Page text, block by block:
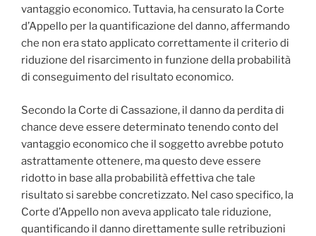
vantaggio economico. Tuttavia, ha censurato la Corte
d’Appello per la quantificazione del danno, affermando
che non era stato applicato correttamente il criterio di
riduzione del risarcimento in funzione della probabilità
di conseguimento del risultato economico.
Secondo la Corte di Cassazione, il danno da perdita di
chance deve essere determinato tenendo conto del
vantaggio economico che il soggetto avrebbe potuto
astrattamente ottenere, ma questo deve essere
ridotto in base alla probabilità effettiva che tale
risultato si sarebbe concretizzato. Nel caso specifico, la
Corte d’Appello non aveva applicato tale riduzione,
quantificando il danno direttamente sulle retribuzioni